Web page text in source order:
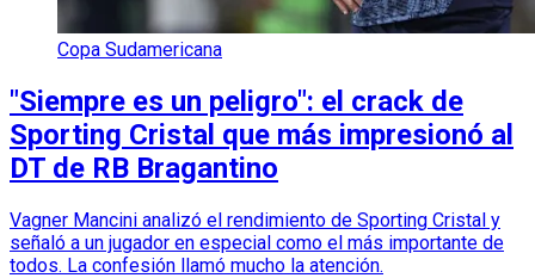
Copa Sudamericana
"Siempre es un peligro": el crack de
Sporting Cristal que más impresionó al
DT de RB Bragantino
Vagner Mancini analizó el rendimiento de Sporting Cristal y
señaló a un jugador en especial como el más importante de
todos. La confesión llamó mucho la atención.